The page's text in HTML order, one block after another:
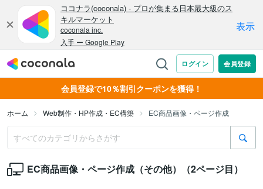
会員登録で10％割引クーポンを獲得！
ホーム Web制作・HP作成・EC構築 EC商品画像・ページ作成
EC商品画像・ページ作成（その他）（2ページ目）